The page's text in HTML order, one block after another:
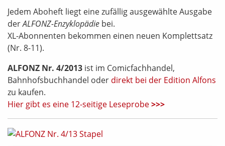
Jedem Aboheft liegt eine zufällig ausgewählte Ausgabe
derALFONZ-Enzyklopädie bei.
XL-Abonnenten bekommen einen neuen Komplettsatz
(Nr. 8-11).
ALFONZ Nr. 4/2013 ist im Comicfachhandel,
Bahnhofsbuchhandel oder direkt bei der Edition Alfons
zu kaufen.
Hier gibt es eine 12-seitige Leseprobe>>>